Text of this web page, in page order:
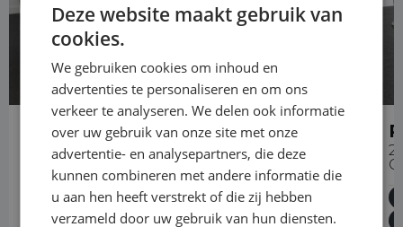
Peugeot Partner
1.5 BlueHDi 130PK L2 Automaat
Diesel Automaat 10.444 km
2024
Asten
L2H1
Deze website maakt gebruik van
cookies.
We gebruiken cookies om inhoud en
advertenties te personaliseren en om ons
verkeer te analyseren. We delen ook informatie
over uw gebruik van onze site met onze
advertentie- en analysepartners, die deze
kunnen combineren met andere informatie die
u aan hen heeft verstrekt of die zij hebben
verzameld door uw gebruik van hun diensten.